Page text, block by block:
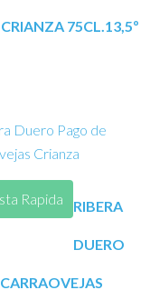
75CL.13,5º
Rapida RIBERA
DUERO